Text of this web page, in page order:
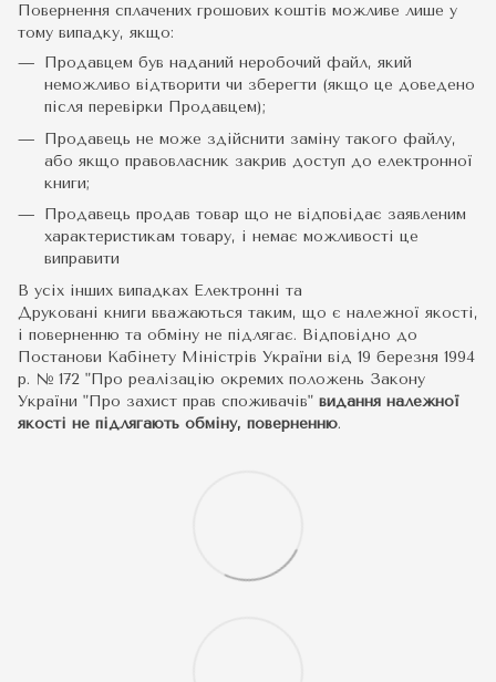
Повернення сплачених грошових коштів можливе лише у
тому випадку, якщо:
Продавцем був наданий неробочий файл, який
неможливо відтворити чи зберегти (якщо це доведено
після перевірки Продавцем);
Продавець не може здійснити заміну такого файлу,
або якщо правовласник закрив доступ до електронної
книги;
Продавець продав товар що не відповідає заявленим
характеристикам товару, і немає можливості це
виправити
В усіх інших випадках Електронні та
Друковані книги вважаються таким, що є належної якості,
і поверненню та обміну не підлягає. Відповідно до
Постанови Кабінету Міністрів України від 19 березня 1994
р. № 172 "Про реалізацію окремих положень Закону
України "Про захист прав споживачів" видання належної
якості не підлягають обміну, поверненню.